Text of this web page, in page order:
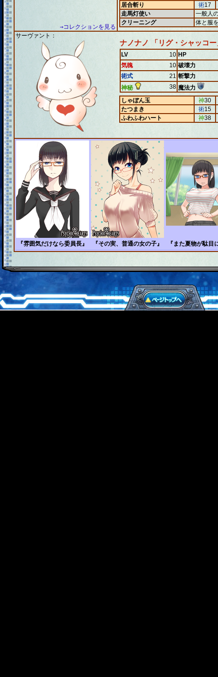
→コレクションを見る
居合斬り
術17
走馬灯使い
一般人
クリーニング
体と服
サーヴァント：
ナノナノ 「リグ・シャッコー
LV 10 HP
気魄
10 破壊力
術式
21 斬撃力
神秘
38 魔法力
しゃぼん玉
神30
たつまき
術15
ふわふわハート
神38
『雰囲気だけなら委員長』 『その実、普通の女の子』 『また夏物が駄目